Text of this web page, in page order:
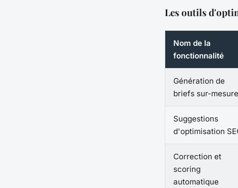
Les outils
Nom de la
fonctionnalité
Génération de
briefs sur-mesure
Suggestions
d'optimisation
Correction et
scoring
automatique